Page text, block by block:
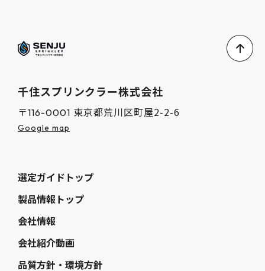
千住スプリンクラー株式会社
〒116-0001 東京都荒川区町屋2-2-6
Google map
選定ガイドトップ
製品情報トップ
会社情報
会社紹介動画
品質方針・環境方針